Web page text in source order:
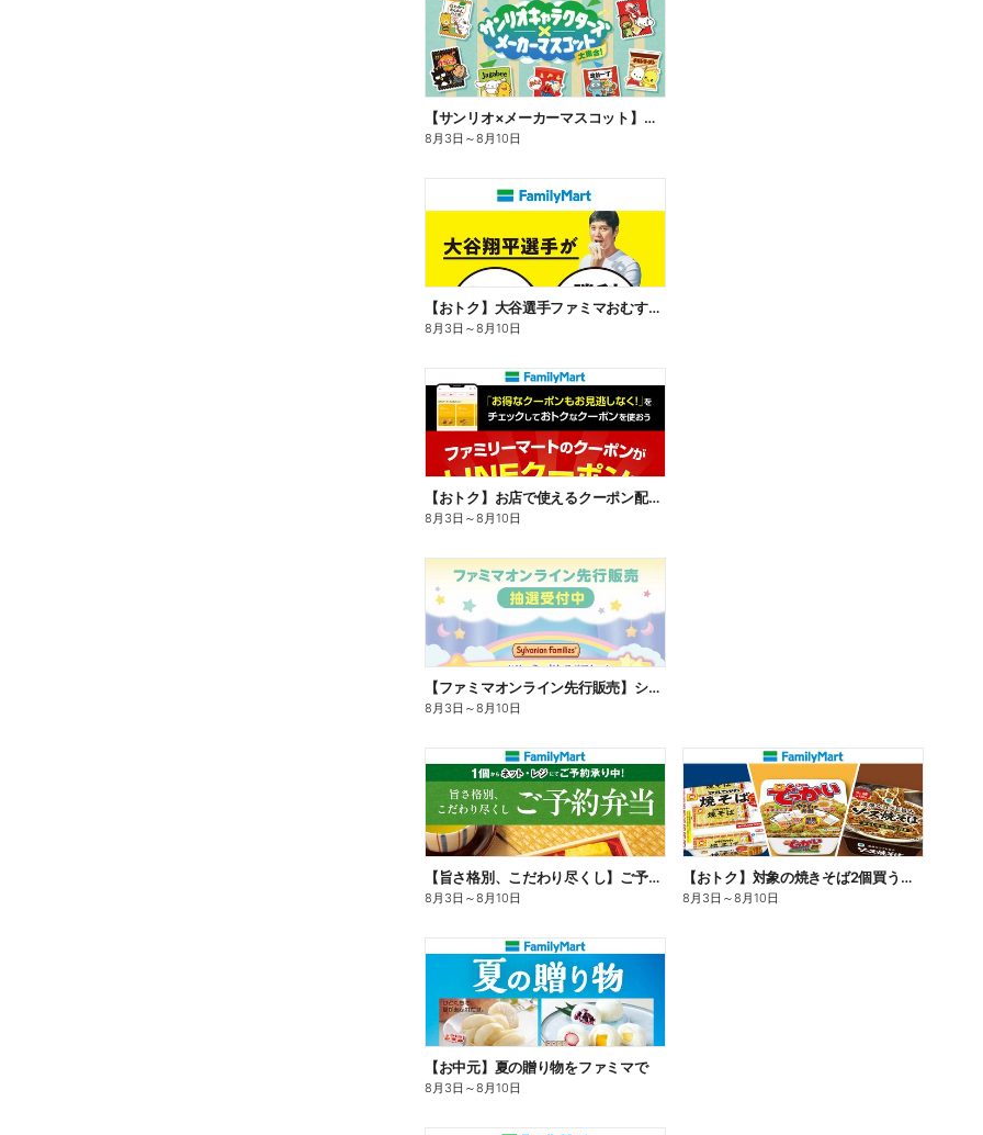
【サンリオ×メーカーマスコット】オリジナルグッズ貰える!
8月3日 ～8月10日
【おトク】大谷選手ファミマおむすび割
8月3日 ～8月10日
【おトク】お店で使えるクーポン配信中
8月3日 ～8月10日
【ファミマオンライン先行販売】シルバニアファミリー
8月3日 ～8月10日
【旨さ格別、こだわり尽くし】ご予約弁当
8月3日 ～8月10日
【おトク】対象の焼きそば2個買うと100円引き!
8月3日 ～8月10日
【お中元】夏の贈り物をファミマで
8月3日 ～8月10日